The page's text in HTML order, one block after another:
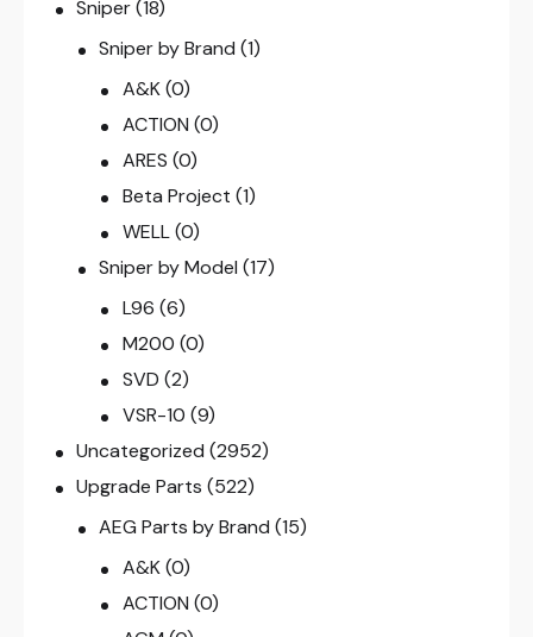
Sniper(18)
Sniper by Brand (1)
A&K (0)
ACTION (0)
ARES (0)
Beta Project (1)
WELL (0)
Sniper by Model (17)
L96 (6)
M200 (0)
SVD (2)
VSR-10 (9)
Uncategorized (2952)
Upgrade Parts (522)
AEG Parts by Brand (15)
A&K (0)
ACTION (0)